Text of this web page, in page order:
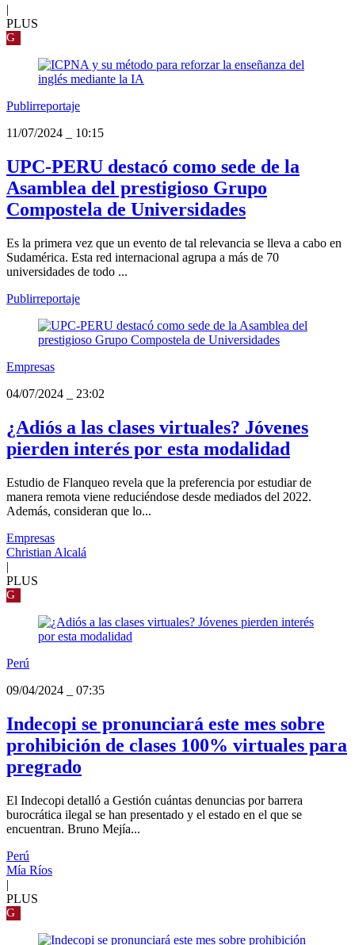
PLUS
G
Publirreportaje
11/07/2024
10:15
UPC-PERU destacó como sede de la
Asamblea del prestigioso Grupo
Compostela de Universidades
Es la primera vez que un evento de tal relevancia se lleva a cabo en
Sudamérica. Esta red internacional agrupa a más de 70
universidades de todo ...
Publirreportaje
Empresas
04/07/2024
23:02
¿Adiós a las clases virtuales? Jóvenes
pierden interés por esta modalidad
Estudio de Flanqueo revela que la preferencia por estudiar de
manera remota viene reduciéndose desde mediados del 2022.
Además, consideran que lo...
Empresas
Christian Alcalá
|
PLUS
G
Perú
09/04/2024
07:35
Indecopi se pronunciará este mes sobre
prohibición de clases 100% virtuales para
pregrado
El Indecopi detalló a Gestión cuántas denuncias por barrera
burocrática ilegal se han presentado y el estado en el que se
encuentran. Bruno Mejía...
Perú
Mía Ríos
|
PLUS
G